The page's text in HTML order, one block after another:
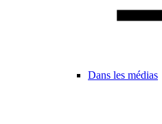
Dans les médias